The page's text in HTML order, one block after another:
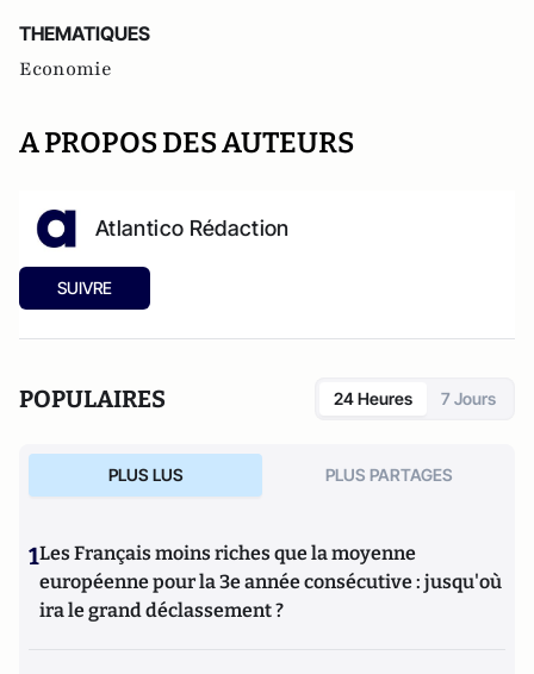
THEMATIQUES
Economie
A PROPOS DES AUTEURS
Atlantico Rédaction
SUIVRE
POPULAIRES 24 Heures 7 Jours
PLUS LUS PLUS PARTAGES
1Les Français moins riches que la moyenne
européenne pour la 3e année consécutive : jusqu'où
ira le grand déclassement ?